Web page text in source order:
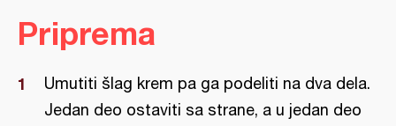
Priprema
Umutiti šlag krem pa ga podeliti na dva dela.
Jedan deo ostaviti sa strane, a u jedan deo